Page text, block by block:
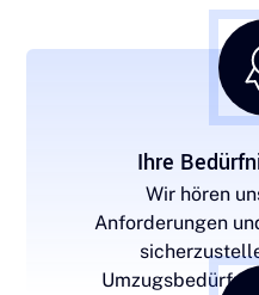
Ihre
Wir hören
Anforderungen